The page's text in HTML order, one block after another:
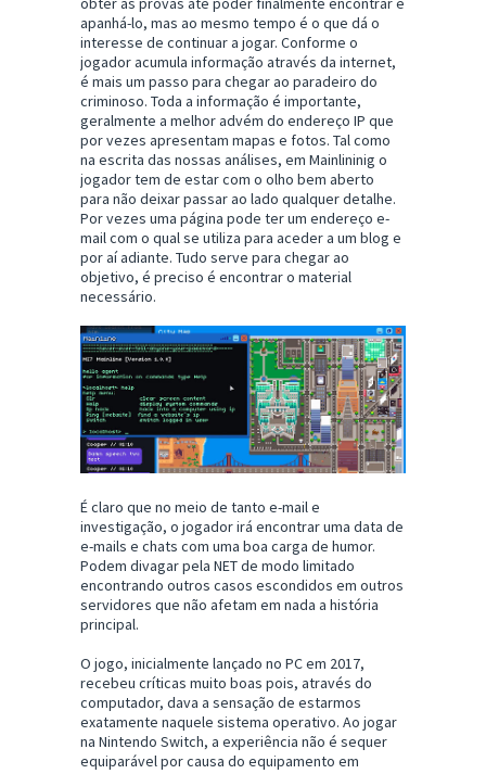
apanhá-lo, mas ao mesmo tempo é o que dá o
interesse de continuar a jogar. Conforme o
jogador acumula informação através da internet,
é mais um passo para chegar ao paradeiro do
criminoso. Toda a informação é importante,
geralmente a melhor advém do endereço IP que
por vezes apresentam mapas e fotos. Tal como
na escrita das nossas análises, em Mainlininig o
jogador tem de estar com o olho bem aberto
para não deixar passar ao lado qualquer detalhe.
Por vezes uma página pode ter um endereço e-
mail com o qual se utiliza para aceder a um blog e
por aí adiante. Tudo serve para chegar ao
objetivo, é preciso é encontrar o material
necessário.
É claro que no meio de tanto e-mail e
investigação, o jogador irá encontrar uma data de
e-mails e chats com uma boa carga de humor.
Podem divagar pela NET de modo limitado
encontrando outros casos escondidos em outros
servidores que não afetam em nada a história
principal.
O jogo, inicialmente lançado no PC em 2017,
recebeu críticas muito boas pois, através do
computador, dava a sensação de estarmos
exatamente naquele sistema operativo. Ao jogar
na Nintendo Switch, a experiência não é sequer
equiparável por causa do equipamento em